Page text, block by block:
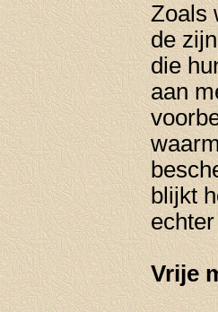
Zoals
de
die
aan
blijkt
Vrije